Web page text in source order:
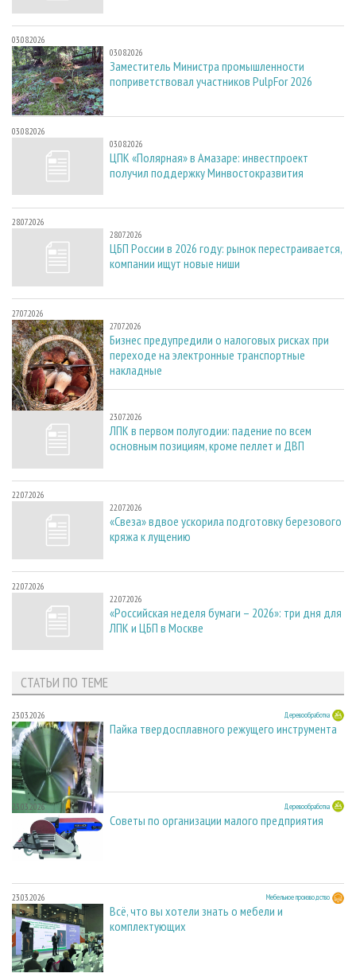
03.08.2026
03.08.2026
Заместитель Министра промышленности
поприветствовал участников PulpFor 2026
03.08.2026
03.08.2026
ЦПК «Полярная» в Амазаре: инвестпроект
получил поддержку Минвостокразвития
28.07.2026
28.07.2026
ЦБП России в 2026 году: рынок перестраивается,
компании ищут новые ниши
27.07.2026
27.07.2026
Бизнес предупредили о налоговых рисках при
переходе на электронные транспортные
накладные
23.07.2026
23.07.2026
ЛПК в первом полугодии: падение по всем
основным позициям, кроме пеллет и ДВП
22.07.2026
22.07.2026
«Свеза» вдвое ускорила подготовку березового
кряжа к лущению
22.07.2026
22.07.2026
«Российская неделя бумаги – 2026»: три дня для
ЛПК и ЦБП в Москве
СТАТЬИ ПО ТЕМЕ
23.03.2026 Деревообработка
Пайка твердосплавного режущего инструмента
23.03.2026 Деревообработка
Советы по организации малого предприятия
23.03.2026 Мебельное производство
Всё, что вы хотели знать о мебели и
комплектующих